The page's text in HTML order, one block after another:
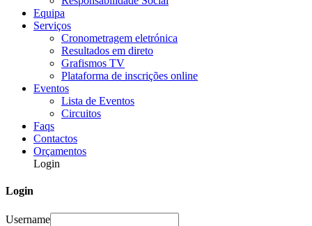
Equipa
Serviços
Cronometragem eletrónica
Resultados em direto
Grafismos TV
Plataforma de inscrições online
Eventos
Lista de Eventos
Circuitos
Faqs
Contactos
Orçamentos
Login
Login
Username